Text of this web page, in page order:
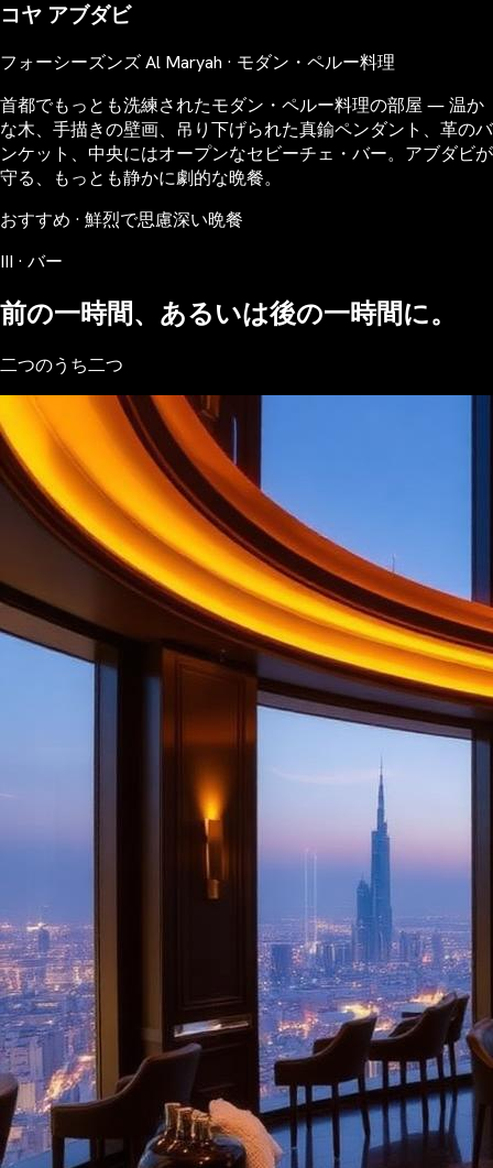
コヤ アブダビ
フォーシーズンズ Al Maryah · モダン・ペルー料理
首都でもっとも洗練されたモダン・ペルー料理の部屋 ― 温か
な木、手描きの壁画、吊り下げられた真鍮ペンダント、革のバ
ンケット、中央にはオープンなセビーチェ・バー。アブダビが
守る、もっとも静かに劇的な晩餐。
おすすめ · 鮮烈で思慮深い晩餐
III · バー
前の一時間、あるいは後の一時間に。
二つのうち二つ